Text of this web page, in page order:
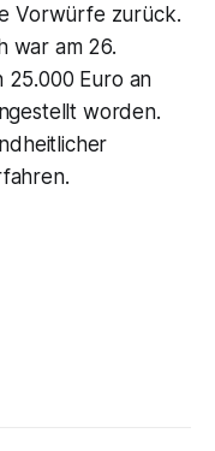
Vorwürfe zurück.
war am 26.
25.000 Euro an
worden.